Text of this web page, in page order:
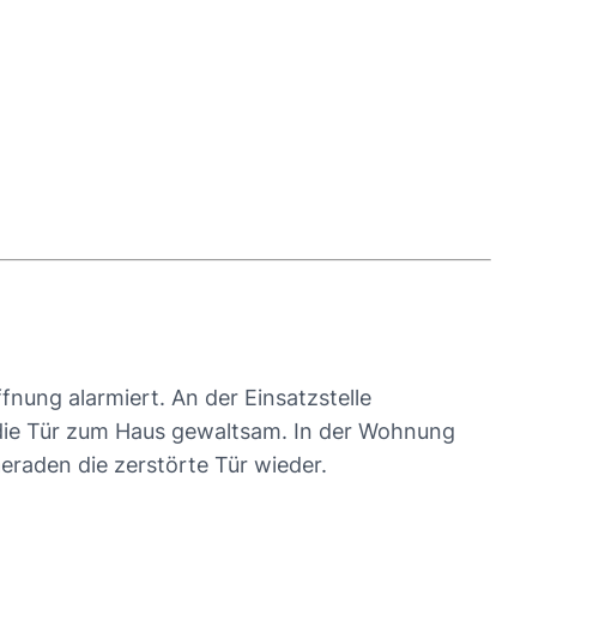
alarmiert. An der Einsatzstelle
Tür zum Haus gewaltsam. In der Wohnung
die zerstörte Tür wieder.